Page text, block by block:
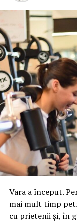
Vara a început.
mai mult timp
cu prietenii și, în